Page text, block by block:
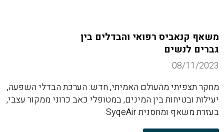
משאף קנאביס רפואי והבדלים בין
גברים לנשים
08/11/2023
מחקר תצפיתי מהעולם האמיתי, חדש: הערכת הבדלי השפעה,
יעילות ובטיחות בין המינים, במטופלי כאב כרוני ממקור עצבי,
בעזרת משאף ומחסנית SyqeAir